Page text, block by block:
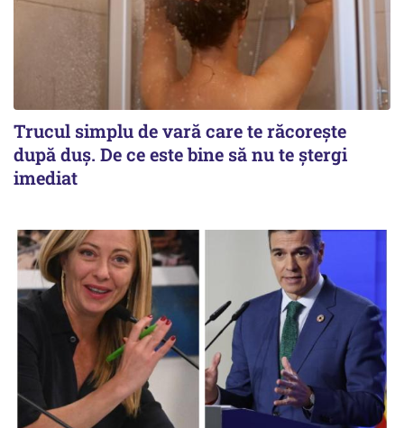
Trucul simplu de vară care te răcorește
după duș. De ce este bine să nu te ștergi
imediat